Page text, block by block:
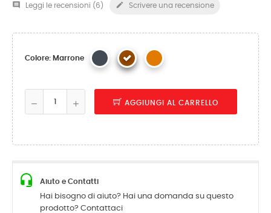
 Leggi le recensioni (6 )  Scrivere una recensione
Colore: Marrone
AGGIUNGI AL CARRELLO
Aiuto e Contatti
Hai bisogno di aiuto? Hai una domanda su questo
prodotto? Contattaci